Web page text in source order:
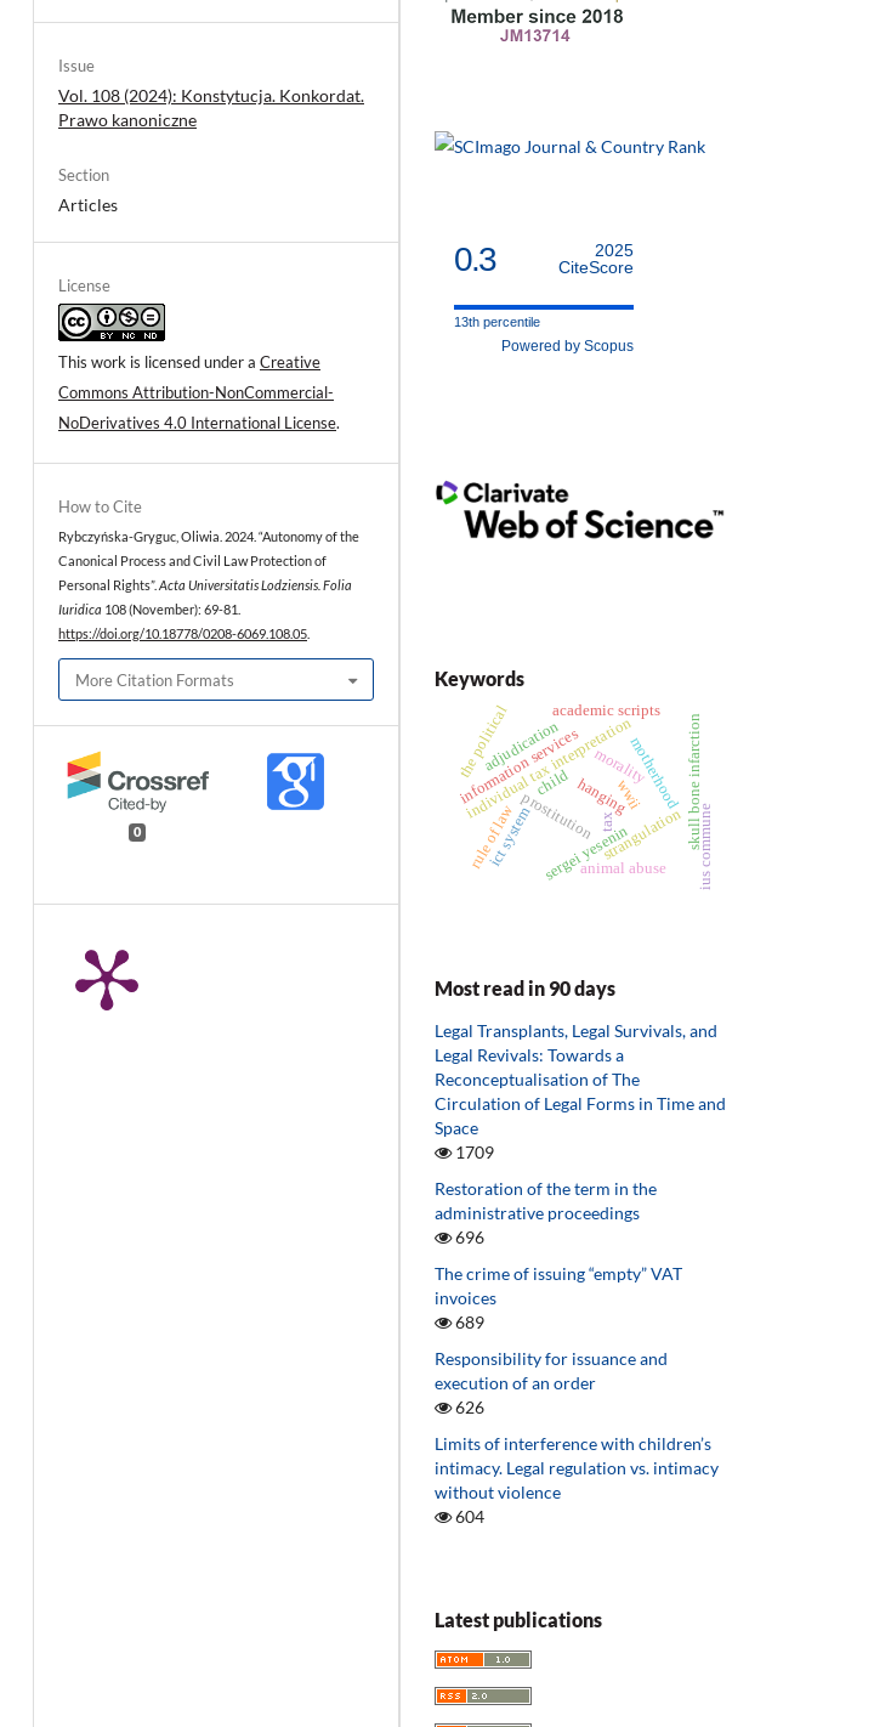
Issue
Vol. 108 (2024): Konstytucja. Konkordat.
Prawo kanoniczne
Section
Articles
License
This work is licensed under a Creative
Commons Attribution-NonCommercial-
NoDerivatives 4.0 International License.
How to Cite
Rybczyńska-Gryguc, Oliwia. 2024. “Autonomy of the
Canonical Process and Civil Law Protection of
Personal Rights”. Acta Universitatis Lodziensis. Folia
Iuridica 108 (November): 69-81.
https://doi.org/10.18778/0208-6069.108.05
More Citation Formats
0
0.3
2025
CiteScore
13th percentile
Powered by Scopus
Keywords
prostitution tax
individual tax interpretation
morality
sergei yesenin
hanging
strangulationskull bone infarction
child motherhood
information services
ict system
adjudication
the political
animal abuse
rule of law
wwii
academic scripts
ius commune
Most read in 90 days
Legal Transplants, Legal Survivals, and
Legal Revivals: Towards a
Reconceptualisation of The
Circulation of Legal Forms in Time and
Space
1709
Restoration of the term in the
administrative proceedings
696
The crime of issuing “empty” VAT
invoices
689
Responsibility for issuance and
execution of an order
626
Limits of interference with children’s
intimacy. Legal regulation vs. intimacy
without violence
604
Latest publications